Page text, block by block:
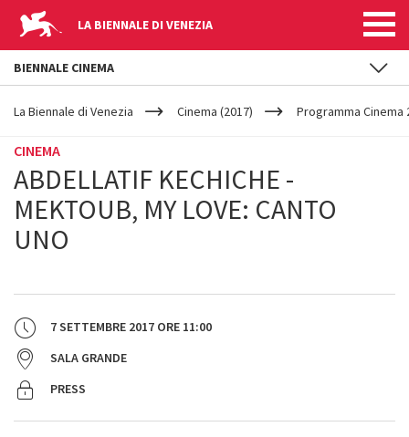
LA BIENNALE DI VENEZIA
YOUR
ARE
La Biennale di Venezia Cinema (2017) Programma
CINEMA
ABDELLATIF KECHICHE -
MEKTOUB, MY LOVE: CANTO
UNO
7 SETTEMBRE 2017 ORE 11:00
SALA GRANDE
PRESS
BIENNALE CINEMA